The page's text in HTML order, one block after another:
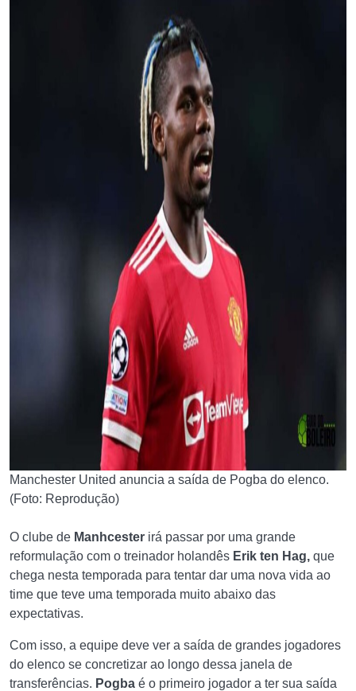
Manchester United anuncia a saída de Pogba do elenco.
(Foto: Reprodução)
O clube de Manhcester irá passar por uma grande
reformulação com o treinador holandês Erik ten Hag, que
chega nesta temporada para tentar dar uma nova vida ao
time que teve uma temporada muito abaixo das
expectativas.
Com isso, a equipe deve ver a saída de grandes jogadores
do elenco se concretizar ao longo dessa janela de
transferências. Pogba é o primeiro jogador a ter sua saída